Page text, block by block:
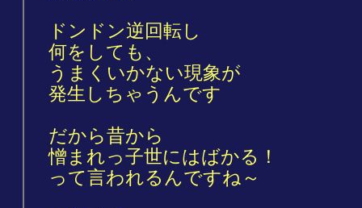
ドンドン逆回転し
何をしても、
うまくいかない現象が
発生しちゃうんです
だから昔から
憎まれっ子世にはばかる！
って言われるんですね～